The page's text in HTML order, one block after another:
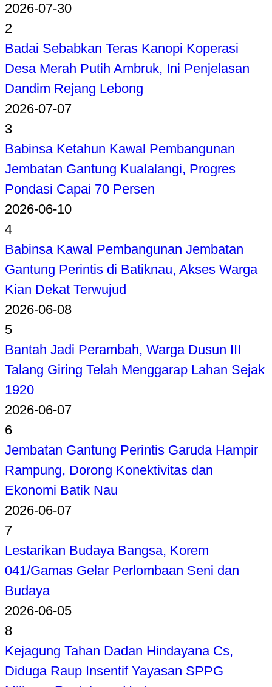
2026-07-30
2
Badai Sebabkan Teras Kanopi Koperasi
Desa Merah Putih Ambruk, Ini Penjelasan
Dandim Rejang Lebong
2026-07-07
3
Babinsa Ketahun Kawal Pembangunan
Jembatan Gantung Kualalangi, Progres
Pondasi Capai 70 Persen
2026-06-10
4
Babinsa Kawal Pembangunan Jembatan
Gantung Perintis di Batiknau, Akses Warga
Kian Dekat Terwujud
2026-06-08
5
Bantah Jadi Perambah, Warga Dusun III
Talang Giring Telah Menggarap Lahan Sejak
1920
2026-06-07
6
Jembatan Gantung Perintis Garuda Hampir
Rampung, Dorong Konektivitas dan
Ekonomi Batik Nau
2026-06-07
7
Lestarikan Budaya Bangsa, Korem
041/Gamas Gelar Perlombaan Seni dan
Budaya
2026-06-05
8
Kejagung Tahan Dadan Hindayana Cs,
Diduga Raup Insentif Yayasan SPPG